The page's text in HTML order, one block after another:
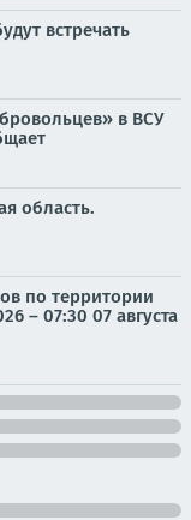
встречать
в ВСУ
область.
по территории
– 07:30 07 августа